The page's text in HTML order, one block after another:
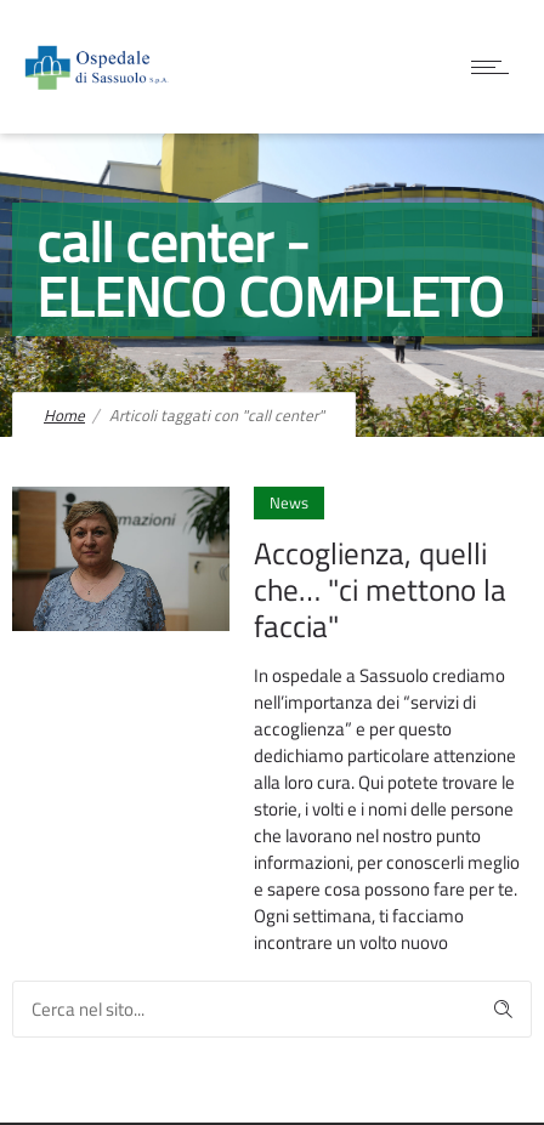
call center -
ELENCO COMPLETO
Home Articoli taggati con "call center"
News
Accoglienza, quelli
che… "ci mettono la
faccia"
In ospedale a Sassuolo crediamo
nell’importanza dei “servizi di
accoglienza” e per questo
dedichiamo particolare attenzione
alla loro cura. Qui potete trovare le
storie, i volti e i nomi delle persone
che lavorano nel nostro punto
informazioni, per conoscerli meglio
e sapere cosa possono fare per te.
Ogni settimana, ti facciamo
incontrare un volto nuovo